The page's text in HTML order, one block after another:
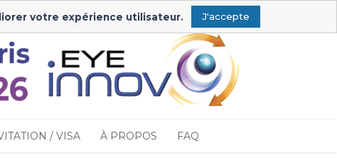
Inscription & connexion Connexion exposants
/ VISA À PROPOS FAQ
votre expérience utilisateur. J'accepte